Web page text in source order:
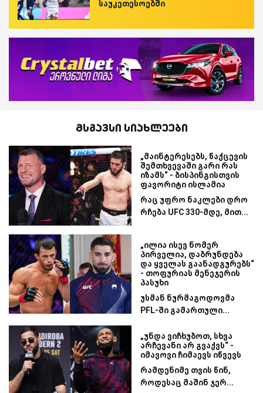
საუკეთესოებში
მსგავსი სიახლეები
„მაინტერესებს, წაქცევის
შემთხვევაში გარი რას
იზამს“ - ბისპინგისთვის
ფავორიტი ისლამია
რაც უფრო ნაკლები დრო
რჩება UFC 330-მდე, მით...
„ილია ისევ ნომერ
პირველია, დაბრუნდება
და ყველას გაანადგურებს“
- თოფურიას მენეჯერის
პასუხი
უსმან ნურმაგოდოვმა
PFL-ში გამართული...
„უნდა ვიჩხუბოთ, სხვა
არჩევანი არ გვაქვს“ -
იმავოვი ჩიმაევს იწვევს
რამდენიმე თვის წინ,
როდესაც მაშინ ჯერ...